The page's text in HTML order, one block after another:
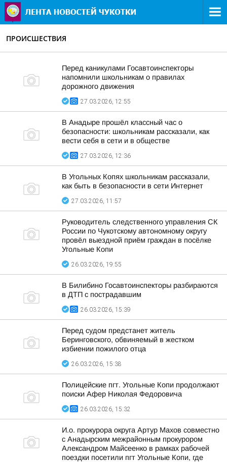
ПРОИСШЕСТВИЯ
Перед каникулами Госавтоинспекторы
напомнили школьникам о правилах
дорожного движения
27.03.2026, 12:55
В Анадыре прошёл классный час о
безопасности: школьникам рассказали, как
вести себя в сети и в обществе
27.03.2026, 12:36
В Угольных Копях школьникам рассказали,
как быть в безопасности в сети Интернет
27.03.2026, 11:57
Руководитель следственного управления СК
России по Чукотскому автономному округу
провёл выездной приём граждан в посёлке
Угольные Копи
26.03.2026, 19:55
В Билибино Госавтоинспекторы разбираются
в ДТП с пострадавшим
26.03.2026, 15:39
Перед судом предстанет житель
Беринговского, обвиняемый в жестком
избиении пожилого отца
26.03.2026, 15:38
Полицейские пгт. Угольные Копи продолжают
поиски Афер Николая Федоровича
26.03.2026, 15:32
И.о. прокурора округа Артур Махов совместно
с Анадырским межрайонным прокурором
Александром Майсеенко в рамках рабочей
поездки посетили пгт Угольные Копи, где